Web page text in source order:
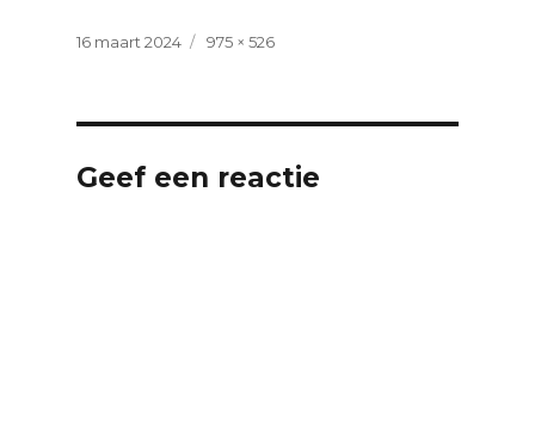
Geplaatst
16 maart 2024
Volledige
975 × 526
Geef een reactie